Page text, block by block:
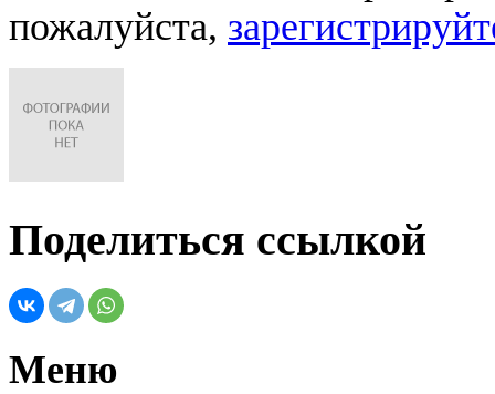
пожалуйста,
Поделиться ссылкой
Меню